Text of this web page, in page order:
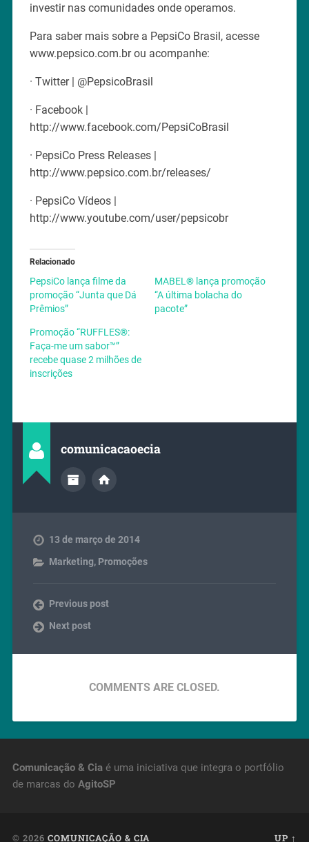
investir nas comunidades onde operamos.
Para saber mais sobre a PepsiCo Brasil, acesse
www.pepsico.com.br ou acompanhe:
· Twitter | @PepsicoBrasil
· Facebook |
http://www.facebook.com/PepsiCoBrasil
· PepsiCo Press Releases |
http://www.pepsico.com.br/releases/
· PepsiCo Vídeos |
http://www.youtube.com/user/pepsicobr
Relacionado
PepsiCo lança filme da
promoção “Junta que Dá
Prêmios”
MABEL® lança promoção
“A última bolacha do
pacote”
Promoção “RUFFLES®:
Faça-me um sabor™”
recebe quase 2 milhões de
inscrições
comunicacaoecia
13 de março de 2014
Marketing, Promoções
Previous post
Next post
COMMENTS ARE CLOSED.
Comunicação & Ciaé uma iniciativa que integra o portfólio
de marcas do AgitoSP
© 2026 COMUNICAÇÃO & CIA UP ↑